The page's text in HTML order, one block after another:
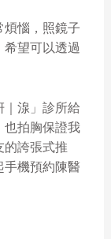
惱，照鏡子
望可以透過
｜湶」診所給
也拍胸保證我
的誇張式推
機預約陳醫